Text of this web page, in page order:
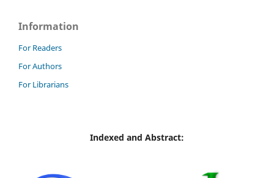
Information
For Readers
For Authors
For Librarians
Indexed and Abstract: